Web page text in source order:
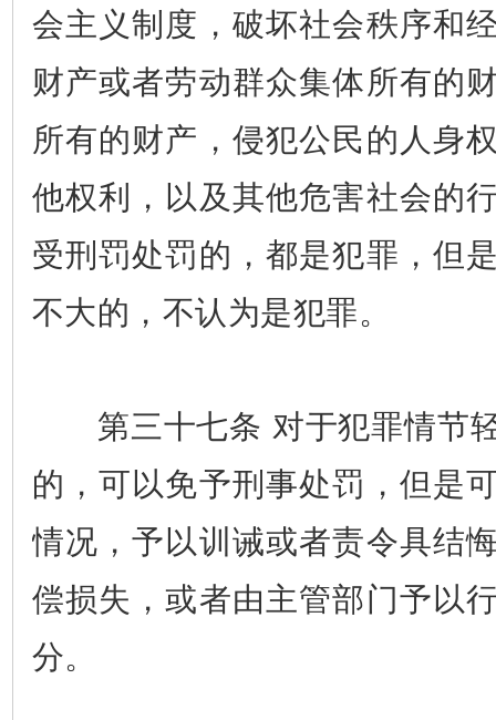
会主义制度，破坏社会秩序和
财产或者劳动群众集体所有的
所有的财产，侵犯公民的人身
他权利，以及其他危害社会的
受刑罚处罚的，都是犯罪，但
不大的，不认为是犯罪。
第三十七条 对于犯罪情节
的，可以免予刑事处罚，但是
情况，予以训诫或者责令具结
偿损失，或者由主管部门予以
分。